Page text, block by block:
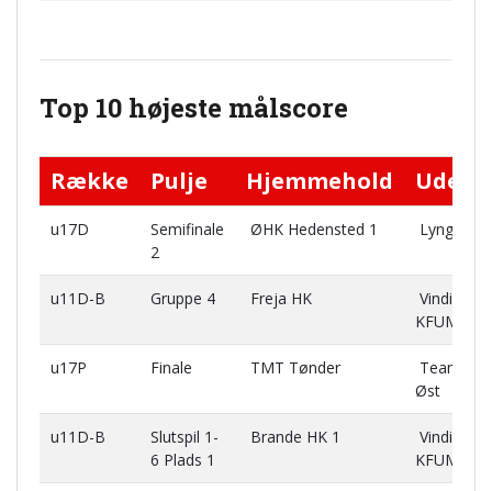
Top 10 højeste målscore
Række Pulje Hjemmehold
u17D
Semifinale
2
ØHK Hedensted 1 Lyngby
u11D-B Gruppe 4 Freja HK
Vinding
KFUM 1
u17P Finale TMT Tønder
Team
Øst
u11D-B
Slutspil 1-
6 Plads 1
Brande HK 1
Vinding
KFUM 2